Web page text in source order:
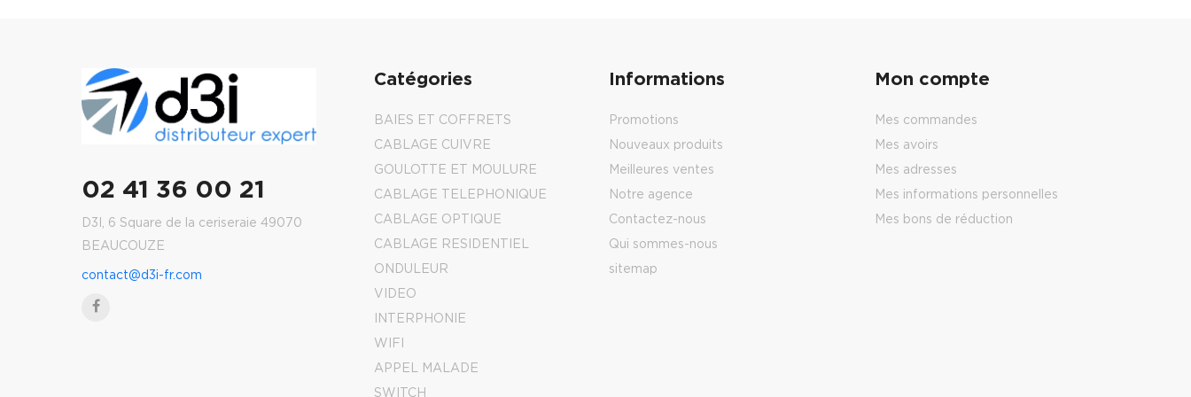
02 41 36 00 21
D3I, 6 Square de la ceriseraie 49070
BEAUCOUZE
contact@d3i-fr.com
Catégories
BAIES ET COFFRETS
CABLAGE CUIVRE
GOULOTTE ET MOULURE
CABLAGE TELEPHONIQUE
CABLAGE OPTIQUE
CABLAGE RESIDENTIEL
ONDULEUR
VIDEO
INTERPHONIE
WIFI
APPEL MALADE
SWITCH
Informations
Promotions
Nouveaux produits
Meilleures ventes
Notre agence
Contactez-nous
Qui sommes-nous
sitemap
Mon compte
Mes commandes
Mes avoirs
Mes adresses
Mes informations personnelles
Mes bons de réduction